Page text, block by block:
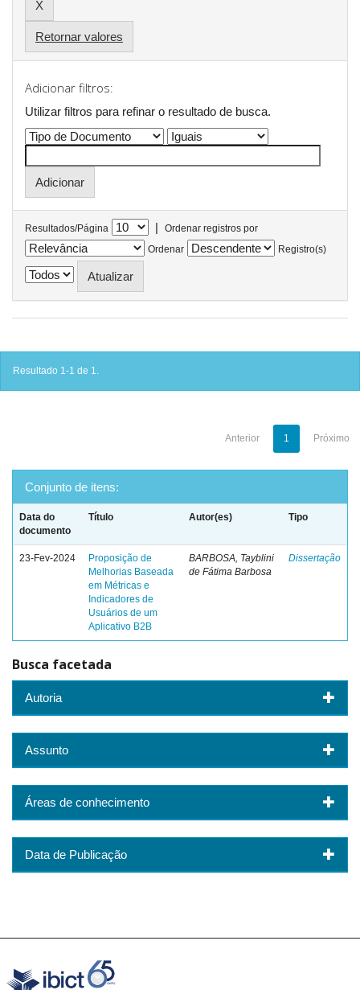
Retornar valores
Adicionar filtros:
Utilizar filtros para refinar o resultado de busca.
Resultados/Página |
Ordenar registros por
Ordenar
Registro(s)
Resultado 1-1 de 1.
Anterior 1 Próximo
Conjunto de itens:
Data do
documento
Título Autor(es) Tipo
23-Fev-2024
Proposição de
Melhorias Baseada
em Métricas e
Indicadores de
Usuários de um
Aplicativo B2B
BARBOSA, Tayblini
de Fátima Barbosa
Dissertação
Busca facetada
Autoria
Assunto
Áreas de conhecimento
Data de Publicação